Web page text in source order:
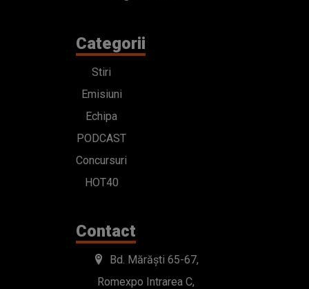
Categorii
Stiri
Emisiuni
Echipa
PODCAST
Concursuri
HOT40
Contact
Bd. Mărăști 65-67,
Romexpo Intrarea C,